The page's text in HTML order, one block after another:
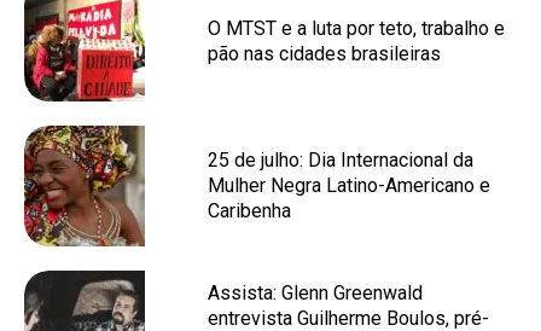
O MTST e a luta por teto, trabalho e
pão nas cidades brasileiras
25 de julho: Dia Internacional da
Mulher Negra Latino-Americano e
Caribenha
Assista: Glenn Greenwald
entrevista Guilherme Boulos, pré-